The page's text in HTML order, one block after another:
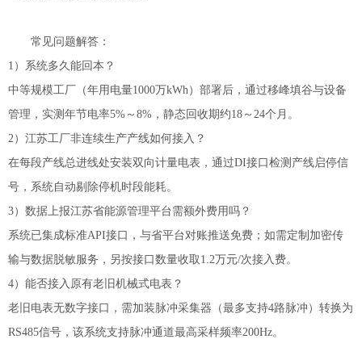
常见问题解答：
1）系统多久能回本？
中等规模工厂（年用电量1000万kWh）部署后，通过移峰填谷与设备
管理，实测年节电率5%～8%，静态回收期约18～24个月。
2）江苏工厂非连续生产产线如何接入？
在每段产线总进线处安装双向计量电表，通过DI接口检测产线启停信
号，系统自动剔除停机时段能耗。
3）数据上报江苏省能源管理平台需额外费用吗？
系统已集成标准API接口，与省平台对账推送免费；如需定制加密传
输与数据脱敏服务，另按接口数量收取1.2万元/次接入费。
4）能否接入原有老旧机械式电表？
老旧电表无数字接口，需加装脉冲采集器（最多支持4路脉冲）转换为
RS485信号，该系统支持脉冲通道最高采样频率200Hz。